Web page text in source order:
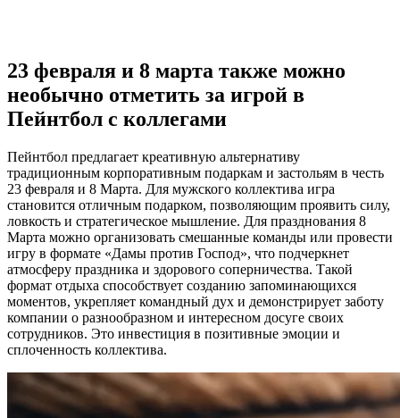
23 февраля и 8 марта также можно
необычно отметить за игрой в
Пейнтбол с коллегами
Пейнтбол предлагает креативную альтернативу
традиционным корпоративным подаркам и застольям в честь
23 февраля и 8 Марта. Для мужского коллектива игра
становится отличным подарком, позволяющим проявить силу,
ловкость и стратегическое мышление. Для празднования 8
Марта можно организовать смешанные команды или провести
игру в формате «Дамы против Господ», что подчеркнет
атмосферу праздника и здорового соперничества. Такой
формат отдыха способствует созданию запоминающихся
моментов, укрепляет командный дух и демонстрирует заботу
компании о разнообразном и интересном досуге своих
сотрудников. Это инвестиция в позитивные эмоции и
сплоченность коллектива.